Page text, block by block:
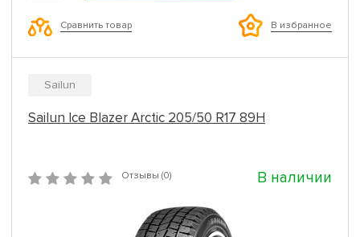
Сравнить товар В избранное
Sailun
Sailun Ice Blazer Arctic 205/50 R17 89H
Отзывы (0) В наличии